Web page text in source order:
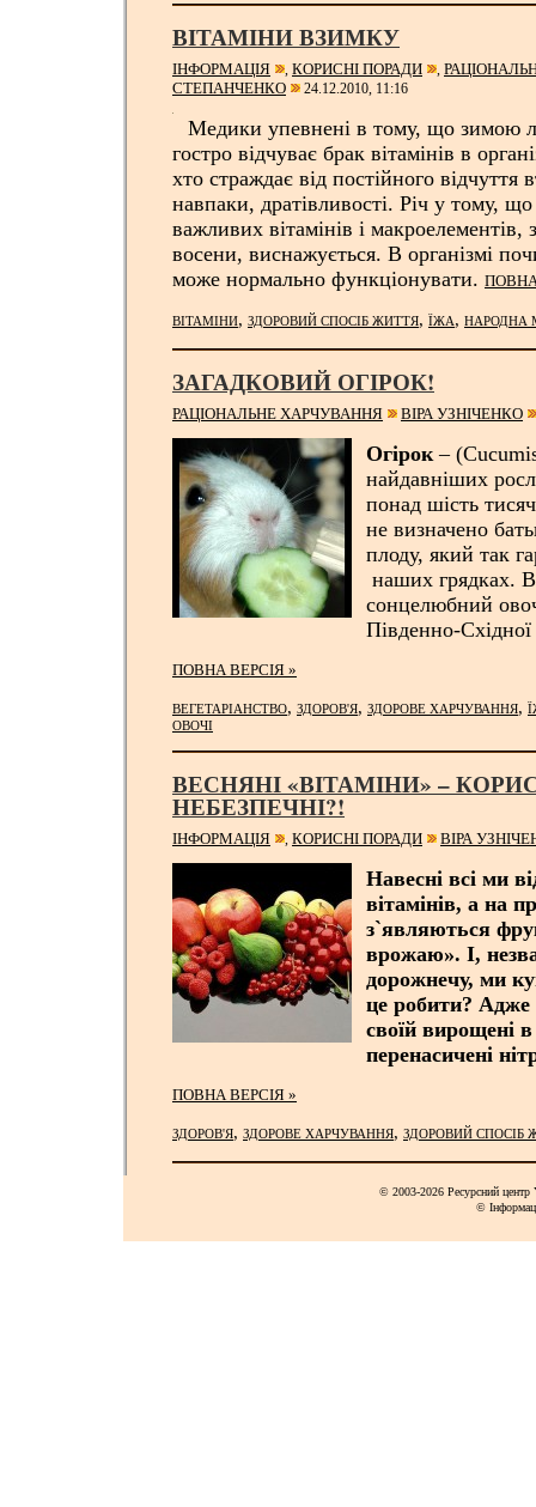
ВІТАМІНИ ВЗИМКУ
ІНФОРМАЦІЯ , КОРИСНІ ПОРАДИ ,
СТЕПАНЧЕНКО
24.12.2010, 11:16
Медики упевнені в тому, що зимою
гостро відчуває брак вітамінів в
хто страждає від постійного відчуття
навпаки, дратівливості. Річ у тому,
важливих вітамінів і макроелементів,
восени, виснажується. В організмі
може нормально функціонувати. ПОВНА
ВІТАМІНИ, ЗДОРОВИЙ СПОСІБ ЖИТТЯ, ЇЖА, НАРОДНА
ЗАГАДКОВИЙ ОГІРОК!
РАЦІОНАЛЬНЕ ХАРЧУВАННЯ ВІРА УЗНІЧЕНКО
Огірок–
найдавніших
понад шість
не визначено
плоду, який так
наших грядках.
сонцелюбний
Південно-Східної
ПОВНА ВЕРСІЯ »
ВЕГЕТАРІАНСТВО, ЗДОРОВ'Я, ЗДОРОВЕ ХАРЧУВАННЯ,
ОВОЧІ
ВЕСНЯНІ «ВІТАМІНИ» –
НЕБЕЗПЕЧНІ?!
ІНФОРМАЦІЯ , КОРИСНІ ПОРАДИ ВІРА
Навесні всі ми
вітамінів, а на
з`являються
врожаю». І,
дорожнечу, ми
це робити? Адже
своїй вирощені
перенасичені
ПОВНА ВЕРСІЯ »
ЗДОРОВ'Я, ЗДОРОВЕ ХАРЧУВАННЯ, ЗДОРОВИЙ СПОСІБ
© 2003-2026 Ресурсний
©